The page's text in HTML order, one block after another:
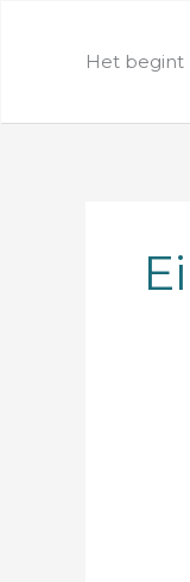
Het begint